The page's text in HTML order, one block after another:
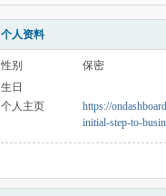
个人资料
性别
保密
生日
个人主页
https://
initial-step-to-